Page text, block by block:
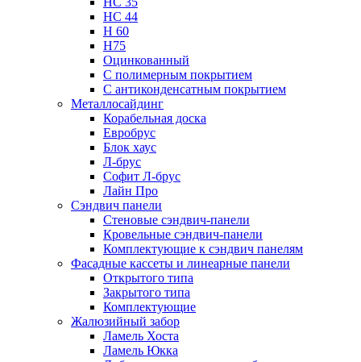
НС 44
Н 60
Н75
Оцинкованный
С полимерным покрытием
С антиконденсатным покрытием
Металлосайдинг
Корабельная доска
Евробрус
Блок хаус
Л-брус
Софит Л-брус
Лайн Про
Сэндвич панели
Стеновые сэндвич-панели
Кровельные сэндвич-панели
Комплектующие к сэндвич панелям
Фасадные кассеты и линеарные панели
Открытого типа
Закрытого типа
Комплектующие
Жалюзийный забор
Ламель Хоста
Ламель Юкка